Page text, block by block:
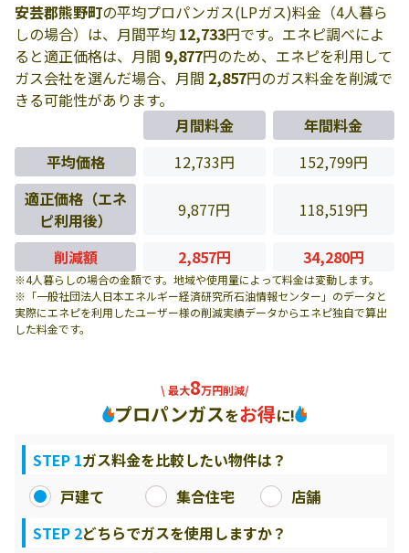
安芸郡熊野町の平均プロパンガス(LPガス)料金（4人暮ら
しの場合）は、月間平均 12,733円です。エネピ調べによ
ると適正価格は、月間 9,877円のため、エネピを利用して
ガス会社を選んだ場合、月間 2,857円のガス料金を削減で
きる可能性があります。
月間料金
年間料金
平均価格
12,733円
152,799円
適正価格（エネ
ピ利用後）
9,877円 118,519円
削減額 2,857円 34,280円
※4人暮らしの場合の金額です。地域や使用量によって料金は変動します。
※「一般社団法人日本エネルギー経済研究所石油情報センター」のデータと
実際にエネピを利用したユーザー様の削減実績データからエネピ独自で算出
した料金です。
\ 最大8万円削減/
プロパンガスをお得に!
STEP 1ガス料金を比較したい物件は？
戸建て
集合住宅
店舗
STEP 2どちらでガスを使用しますか？